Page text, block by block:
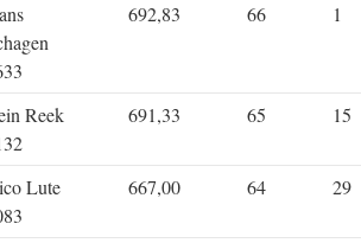
692,83 66 1
Reek
691,33 65 15
Lute
667,00 64 29